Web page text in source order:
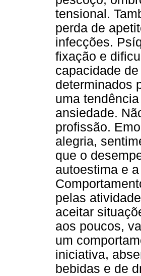
tensional.
perda de
infecções.
fixação e
capacidade
determinados
uma
ansiedade.
profissão.
alegria,
que o
autoestima e
pelas
aceitar
aos poucos,
um
iniciativa,
bebidas e de